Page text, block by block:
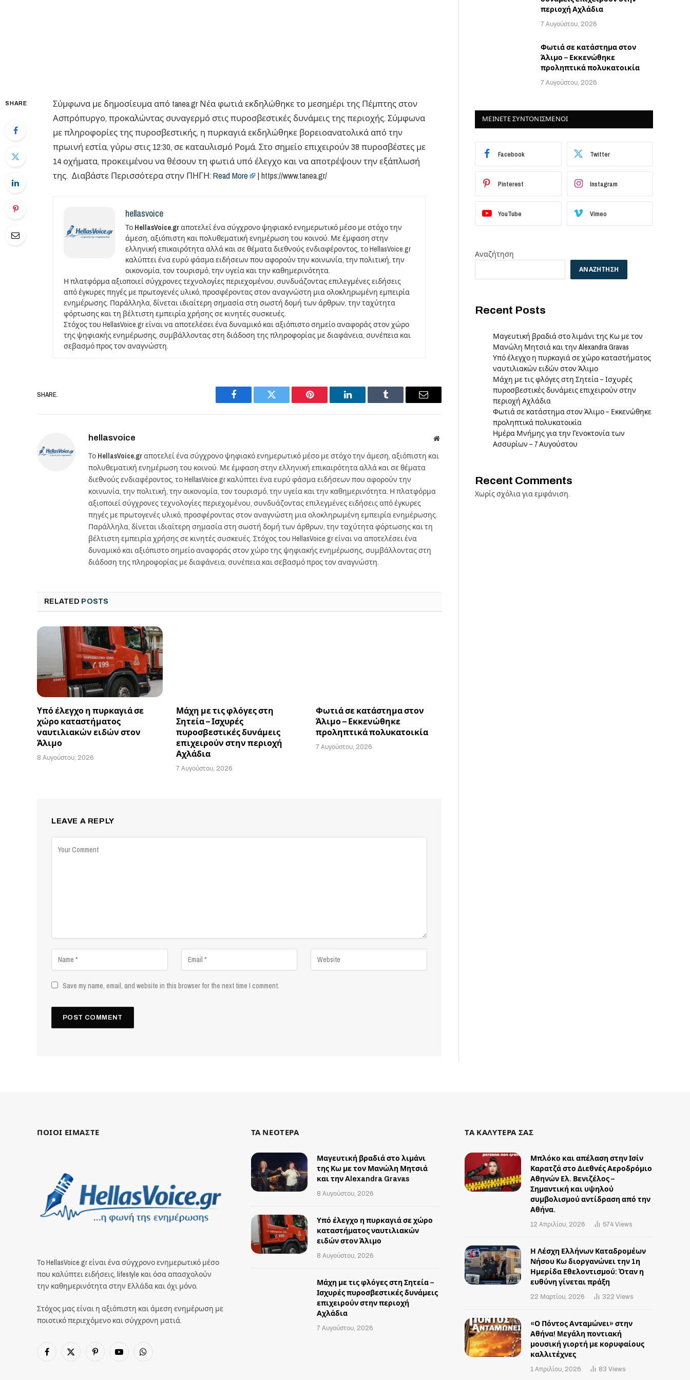
SHARE
Σύμφωνα με δημοσίευμα από tanea.gr Νέα φωτιά εκδηλώθηκε το μεσημέρι της Πέμπτης στον
Ασπρόπυργο, προκαλώντας συναγερμό στις πυροσβεστικές δυνάμεις της περιοχής. Σύμφωνα
με πληροφορίες της πυροσβεστικής, η πυρκαγιά εκδηλώθηκε βορειοανατολικά από την
πρωινή εστία, γύρω στις 12:30, σε καταυλισμό Ρομά. Στο σημείο επιχειρούν 38 πυροσβέστες με
14 οχήματα, προκειμένου να θέσουν τη φωτιά υπό έλεγχο και να αποτρέψουν την εξάπλωσή
της. Διαβάστε Περισσότερα στην ΠΗΓΗ:Read More | https://www.tanea.gr/
hellasvoice
Το HellasVoice.grαποτελεί ένα σύγχρονο ψηφιακό ενημερωτικό μέσο με στόχο την
άμεση, αξιόπιστη και πολυθεματική ενημέρωση του κοινού. Με έμφαση στην
ελληνική επικαιρότητα αλλά και σε θέματα διεθνούς ενδιαφέροντος, το HellasVoice.gr
καλύπτει ένα ευρύ φάσμα ειδήσεων που αφορούν την κοινωνία, την πολιτική, την
οικονομία, τον τουρισμό, την υγεία και την καθημερινότητα.
Η πλατφόρμα αξιοποιεί σύγχρονες τεχνολογίες περιεχομένου, συνδυάζοντας επιλεγμένες ειδήσεις
από έγκυρες πηγές με πρωτογενές υλικό, προσφέροντας στον αναγνώστη μια ολοκληρωμένη εμπειρία
ενημέρωσης. Παράλληλα, δίνεται ιδιαίτερη σημασία στη σωστή δομή των άρθρων, την ταχύτητα
φόρτωσης και τη βέλτιστη εμπειρία χρήσης σε κινητές συσκευές.
Στόχος του HellasVoice.gr είναι να αποτελέσει ένα δυναμικό και αξιόπιστο σημείο αναφοράς στον χώρο
της ψηφιακής ενημέρωσης, συμβάλλοντας στη διάδοση της πληροφορίας με διαφάνεια, συνέπεια και
σεβασμό προς τον αναγνώστη.
SHARE.
Facebook Twitter Pinterest LinkedIn Tumblr Email
hellasvoice Website
Το HellasVoice.grαποτελεί ένα σύγχρονο ψηφιακό ενημερωτικό μέσο με στόχο την άμεση, αξιόπιστη και
πολυθεματική ενημέρωση του κοινού. Με έμφαση στην ελληνική επικαιρότητα αλλά και σε θέματα
διεθνούς ενδιαφέροντος, το HellasVoice.gr καλύπτει ένα ευρύ φάσμα ειδήσεων που αφορούν την
κοινωνία, την πολιτική, την οικονομία, τον τουρισμό, την υγεία και την καθημερινότητα. Η πλατφόρμα
αξιοποιεί σύγχρονες τεχνολογίες περιεχομένου, συνδυάζοντας επιλεγμένες ειδήσεις από έγκυρες
πηγές με πρωτογενές υλικό, προσφέροντας στον αναγνώστη μια ολοκληρωμένη εμπειρία ενημέρωσης.
Παράλληλα, δίνεται ιδιαίτερη σημασία στη σωστή δομή των άρθρων, την ταχύτητα φόρτωσης και τη
βέλτιστη εμπειρία χρήσης σε κινητές συσκευές. Στόχος του HellasVoice.gr είναι να αποτελέσει ένα
δυναμικό και αξιόπιστο σημείο αναφοράς στον χώρο της ψηφιακής ενημέρωσης, συμβάλλοντας στη
διάδοση της πληροφορίας με διαφάνεια, συνέπεια και σεβασμό προς τον αναγνώστη.
RELATED POSTS
Υπό έλεγχο η πυρκαγιά σε
χώρο καταστήματος
ναυτιλιακών ειδών στον
Άλιμο
8 Αυγούστου, 2026
Μάχη με τις φλόγες στη
Σητεία – Ισχυρές
πυροσβεστικές δυνάμεις
επιχειρούν στην περιοχή
Αχλάδια
7 Αυγούστου, 2026
Φωτιά σε κατάστημα στον
Άλιμο – Εκκενώθηκε
προληπτικά πολυκατοικία
7 Αυγούστου, 2026
LEAVE A REPLY
Save my name, email, and website in this browser for the next time I comment.
περιοχή Αχλάδια
7 Αυγούστου, 2026
Φωτιά σε κατάστημα στον
Άλιμο – Εκκενώθηκε
προληπτικά πολυκατοικία
7 Αυγούστου, 2026
ΜΕΙΝΕΤΕ ΣΥΝΤΟΝΙΣΜΕΝΟΙ
Facebook Twitter
Pinterest Instagram
YouTube Vimeo
Αναζήτηση
ΑΝΑΖΉΤΗΣΗ
Recent Posts
Μαγευτική βραδιά στο λιμάνι της Κω με τον
Μανώλη Μητσιά και την Alexandra Gravas
Υπό έλεγχο η πυρκαγιά σε χώρο καταστήματος
ναυτιλιακών ειδών στον Άλιμο
Μάχη με τις φλόγες στη Σητεία – Ισχυρές
πυροσβεστικές δυνάμεις επιχειρούν στην
περιοχή Αχλάδια
Φωτιά σε κατάστημα στον Άλιμο – Εκκενώθηκε
προληπτικά πολυκατοικία
Ημέρα Μνήμης για την Γενοκτονία των
Ασσυρίων – 7 Αυγούστου
Recent Comments
Χωρίς σχόλια για εμφάνιση.
ΠΟΙΟΙ ΕΙΜΑΣΤΕ
Το HellasVoice.gr είναι ένα σύγχρονο ενημερωτικό μέσο
που καλύπτει ειδήσεις, lifestyle και όσα απασχολούν
την καθημερινότητα στην Ελλάδα και όχι μόνο.
Στόχος μας είναι η αξιόπιστη και άμεση ενημέρωση με
ποιοτικό περιεχόμενο και σύγχρονη ματιά.
Facebook
X
PinterestYouTubeWhatsApp
ΤΑ ΝΕΟΤΕΡΑ
Μαγευτική βραδιά στο λιμάνι
της Κω με τον Μανώλη Μητσιά
και την Alexandra Gravas
8 Αυγούστου, 2026
Υπό έλεγχο η πυρκαγιά σε χώρο
καταστήματος ναυτιλιακών
ειδών στον Άλιμο
8 Αυγούστου, 2026
Μάχη με τις φλόγες στη Σητεία –
Ισχυρές πυροσβεστικές δυνάμεις
επιχειρούν στην περιοχή
Αχλάδια
7 Αυγούστου, 2026
ΤΑ ΚΑΛΥΤΕΡΑ ΣΑΣ
Μπλόκο και απέλαση στην Ισίν
Καρατζά στο Διεθνές Αεροδρόμιο
Αθηνών Ελ. Βενιζέλος –
Σημαντική και υψηλού
συμβολισμού αντίδραση από την
Αθήνα.
12 Απριλίου, 2026 574Views
Η Λέσχη Ελλήνων Καταδρομέων
Νήσου Κω διοργανώνει την 1η
Ημερίδα Εθελοντισμού: Όταν η
ευθύνη γίνεται πράξη
22 Μαρτίου, 2026 322Views
«Ο Πόντος Ανταμώνει» στην
Αθήνα! Mεγάλη ποντιακή
μουσική γιορτή με κορυφαίους
καλλιτέχνες
1 Απριλίου, 2026 83Views